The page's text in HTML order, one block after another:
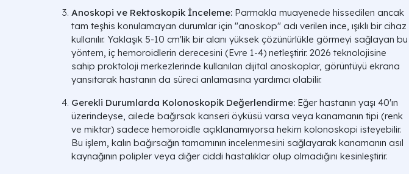
Anoskopi ve Rektoskopik İnceleme: Parmakla muayenede hissedilen ancak
tam teşhis konulamayan durumlar için "anoskop" adı verilen ince, ışıklı bir cihaz
kullanılır. Yaklaşık 5-10 cm'lik bir alanı yüksek çözünürlükle görmeyi sağlayan bu
yöntem, iç hemoroidlerin derecesini (Evre 1-4) netleştirir. 2026 teknolojisine
sahip proktoloji merkezlerinde kullanılan dijital anoskoplar, görüntüyü ekrana
yansıtarak hastanın da süreci anlamasına yardımcı olabilir.
Gerekli Durumlarda Kolonoskopik Değerlendirme: Eğer hastanın yaşı 40'ın
üzerindeyse, ailede bağırsak kanseri öyküsü varsa veya kanamanın tipi (renk
ve miktar) sadece hemoroidle açıklanamıyorsa hekim kolonoskopi isteyebilir.
Bu işlem, kalın bağırsağın tamamının incelenmesini sağlayarak kanamanın asıl
kaynağının polipler veya diğer ciddi hastalıklar olup olmadığını kesinleştirir.